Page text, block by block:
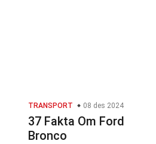
TRANSPORT 08 des 2024
37 Fakta Om Ford
Bronco